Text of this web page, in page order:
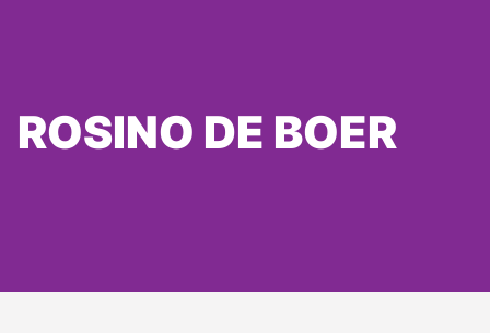
ROSINO DE BOER